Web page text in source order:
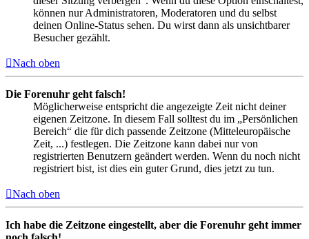
können nur Administratoren, Moderatoren und du selbst
deinen Online-Status sehen. Du wirst dann als unsichtbarer
Besucher gezählt.
Nach oben
Die Forenuhr geht falsch!
Möglicherweise entspricht die angezeigte Zeit nicht deiner
eigenen Zeitzone. In diesem Fall solltest du im „Persönlichen
Bereich“ die für dich passende Zeitzone (Mitteleuropäische
Zeit, ...) festlegen. Die Zeitzone kann dabei nur von
registrierten Benutzern geändert werden. Wenn du noch nicht
registriert bist, ist dies ein guter Grund, dies jetzt zu tun.
Nach oben
Ich habe die Zeitzone eingestellt, aber die Forenuhr geht immer